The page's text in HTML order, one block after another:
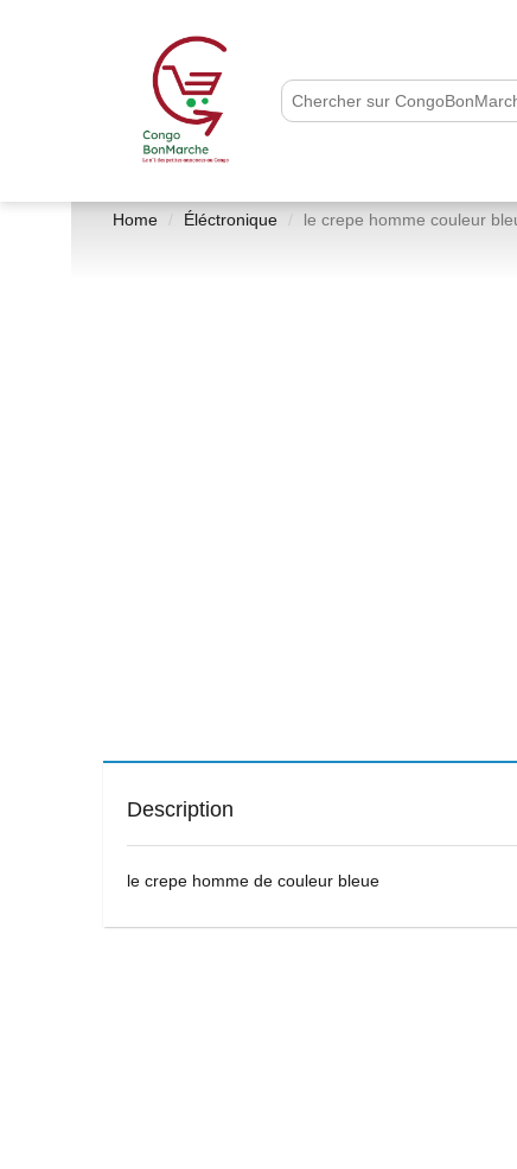
Home Éléctronique le crepe homme couleur
Description
le crepe homme de couleur bleue